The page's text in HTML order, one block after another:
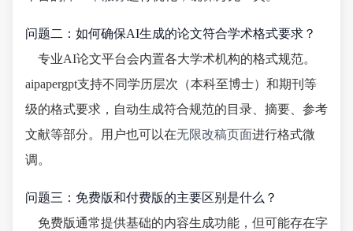
问题二：如何确保AI生成的论文符合学术格式要求？
专业AI论文平台会内置各大学术机构的格式规范。
aipapergpt支持不同学历层次（本科至博士）和期刊等
级的格式要求，自动生成符合规范的目录、摘要、参考
文献等部分。用户也可以在无限改稿页面进行格式微
调。
问题三：免费版和付费版的主要区别是什么？
免费版通常提供基础的内容生成功能，但可能存在字